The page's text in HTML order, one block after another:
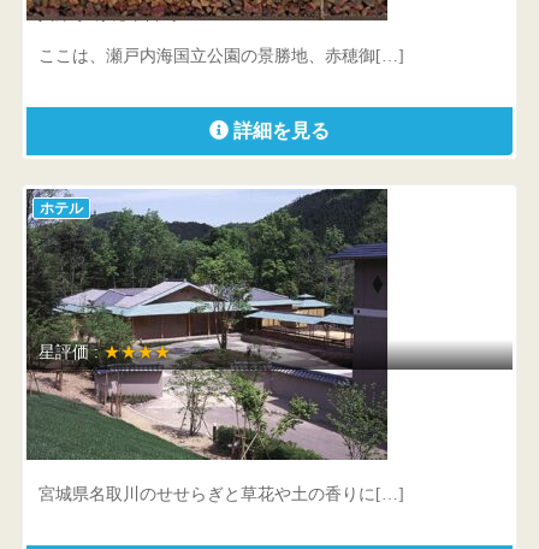
兵庫県 赤穂市御崎2-8
ここは、瀬戸内海国立公園の景勝地、赤穂御[…]
詳細を見る
ホテル
星評価 :★★★★
ホテルきよ水
宮城県 仙台市太白区秋保町湯元字平倉1番地
宮城県名取川のせせらぎと草花や土の香りに[…]